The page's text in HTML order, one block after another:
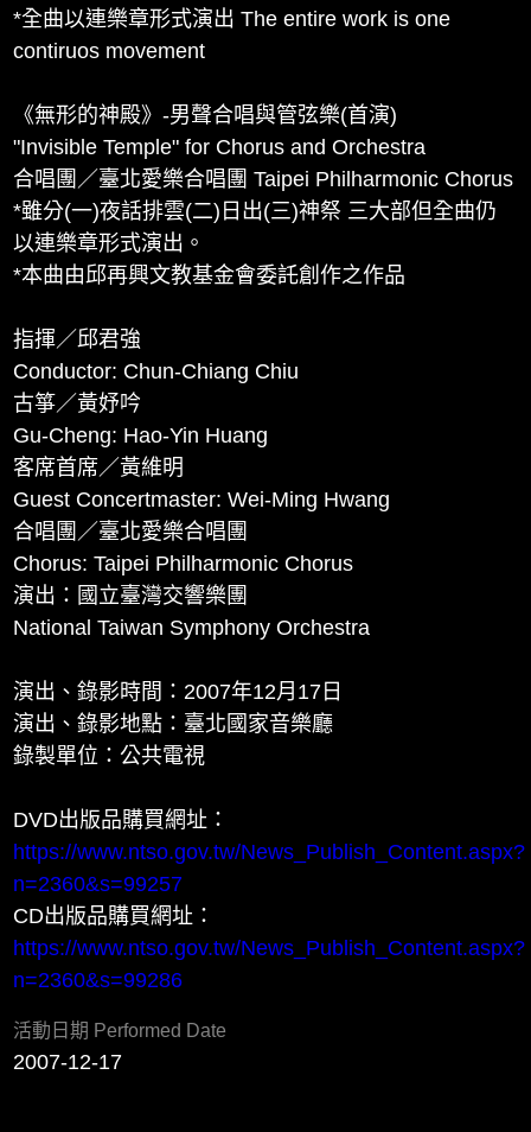
*全曲以連樂章形式演出 The entire work is one
contiruos movement
《無形的神殿》-男聲合唱與管弦樂(首演)
"Invisible Temple" for Chorus and Orchestra
合唱團／臺北愛樂合唱團 Taipei Philharmonic Chorus
*雖分(一)夜話排雲(二)日出(三)神祭 三大部但全曲仍
以連樂章形式演出。
*本曲由邱再興文教基金會委託創作之作品
指揮／邱君強
Conductor: Chun-Chiang Chiu
古箏／黃妤吟
Gu-Cheng: Hao-Yin Huang
客席首席／黃維明
Guest Concertmaster: Wei-Ming Hwang
合唱團／臺北愛樂合唱團
Chorus: Taipei Philharmonic Chorus
演出：國立臺灣交響樂團
National Taiwan Symphony Orchestra
演出、錄影時間：2007年12月17日
演出、錄影地點：臺北國家音樂廳
錄製單位：公共電視
DVD出版品購買網址：
https://www.ntso.gov.tw/News_Publish_Content.aspx?
n=2360&s=99257
CD出版品購買網址：
https://www.ntso.gov.tw/News_Publish_Content.aspx?
n=2360&s=99286
活動日期 Performed Date
2007-12-17